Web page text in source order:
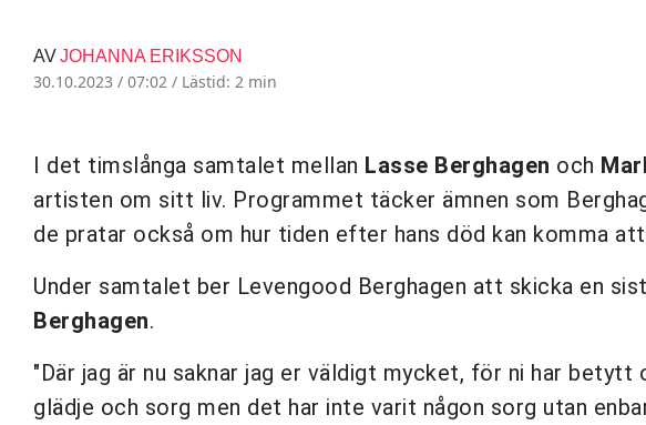
AVJOHANNA ERIKSSON
30.10.2023 / 07:02 / Lästid: 2 min
I det timslånga samtalet mellan Lasse Berghagen och
artisten om sitt liv. Programmet täcker ämnen som
de pratar också om hur tiden efter hans död kan komma
Under samtalet ber Levengood Berghagen att skicka en
Berghagen.
"Där jag är nu saknar jag er väldigt mycket, för ni har
glädje och sorg men det har inte varit någon sorg utan